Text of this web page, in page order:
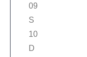
09
S
10
D